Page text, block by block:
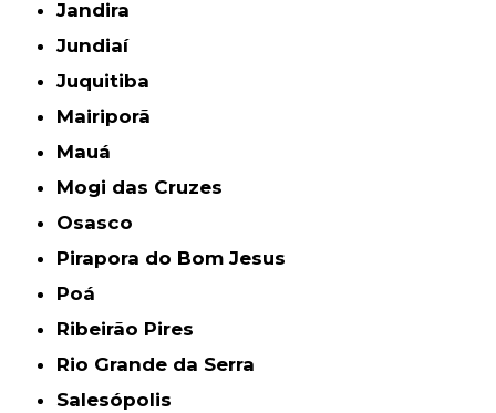
Jandira
Jundiaí
Juquitiba
Mairiporã
Mauá
Mogi das Cruzes
Osasco
Pirapora do Bom Jesus
Poá
Ribeirão Pires
Rio Grande da Serra
Salesópolis